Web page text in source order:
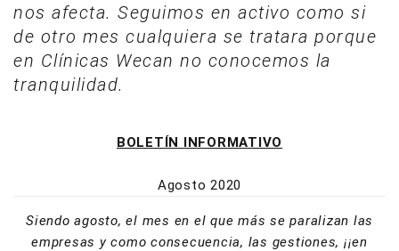
nos afecta. Seguimos en activo como si
de otro mes cualquiera se tratara porque
en Clínicas Wecan no conocemos la
tranquilidad.
BOLETÍN INFORMATIVO
Agosto 2020
Siendo agosto, el mes en el que más se paralizan las
empresas y como consecuencia, las gestiones, ¡¡en